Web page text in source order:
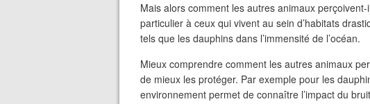
Mais alors comment les autres animaux
particulier à ceux qui vivent au sein d’habitats
tels que les dauphins dans l’immensité de l’océan.
Mieux comprendre comment les autres animaux
de mieux les protéger. Par exemple pour les
environnement permet de connaître l’impact du